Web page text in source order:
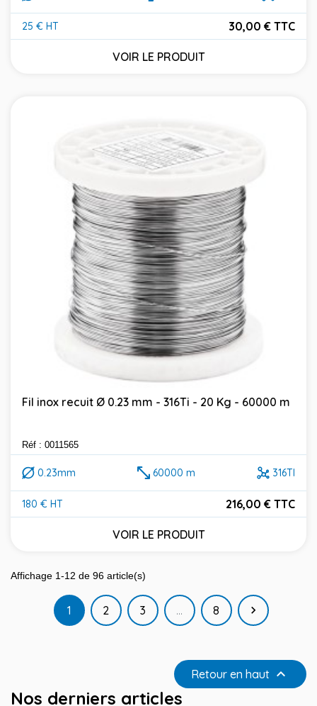
25 € HT
Prix
30,00 € TTC
VOIR LE PRODUIT
Fil inox recuit Ø 0.23 mm - 316Ti - 20 Kg - 60000 m
Réf : 0011565
0.23mm 60000 m 316TI
180 € HT
Prix
216,00 € TTC
VOIR LE PRODUIT
Affichage 1-12 de 96 article(s)
1 2 3 … 8 Suivant

Retour en haut 
Nos derniers articles